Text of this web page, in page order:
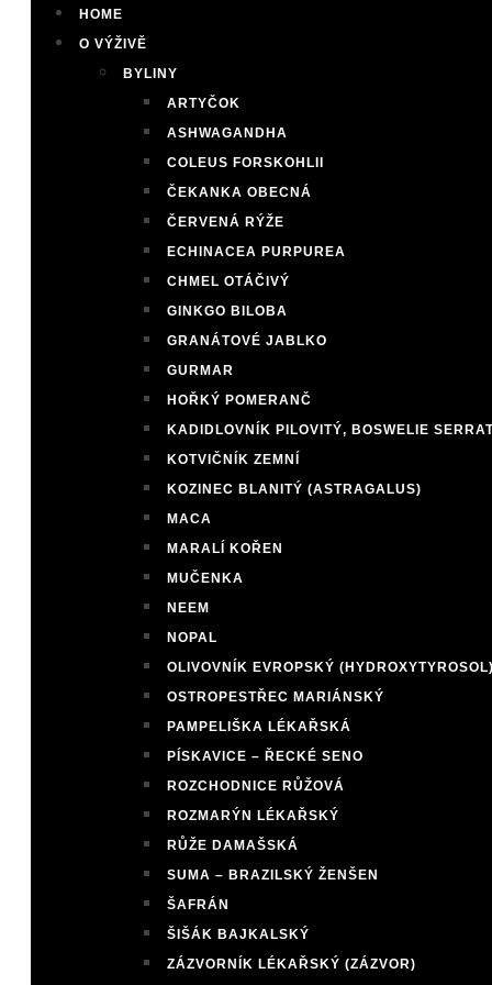
HOME
O VÝŽIVĚ
BYLINY
ARTYČOK
ASHWAGANDHA
COLEUS FORSKOHLII
ČEKANKA OBECNÁ
ČERVENÁ RÝŽE
ECHINACEA PURPUREA
CHMEL OTÁČIVÝ
GINKGO BILOBA
GRANÁTOVÉ JABLKO
GURMAR
HOŘKÝ POMERANČ
KADIDLOVNÍK PILOVITÝ, BOSWELIE
KOTVIČNÍK ZEMNÍ
KOZINEC BLANITÝ (ASTRAGALUS)
MACA
MARALÍ KOŘEN
MUČENKA
NEEM
NOPAL
OLIVOVNÍK EVROPSKÝ
OSTROPESTŘEC MARIÁNSKÝ
PAMPELIŠKA LÉKAŘSKÁ
PÍSKAVICE – ŘECKÉ SENO
ROZCHODNICE RŮŽOVÁ
ROZMARÝN LÉKAŘSKÝ
RŮŽE DAMAŠSKÁ
SUMA – BRAZILSKÝ ŽENŠEN
ŠAFRÁN
ŠIŠÁK BAJKALSKÝ
ZÁZVORNÍK LÉKAŘSKÝ (ZÁZVOR)